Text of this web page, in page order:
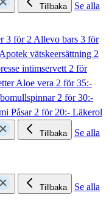
Tillbaka
Se alla
3 för 2 Allevo bars 3 för
vätskeersättning 2
intimservett2 för
Aloe vera 2 för 35:-
2 för 30:-
Påsar2 för 20:- Läkerol
Tillbaka
Se alla
Tillbaka
Se alla